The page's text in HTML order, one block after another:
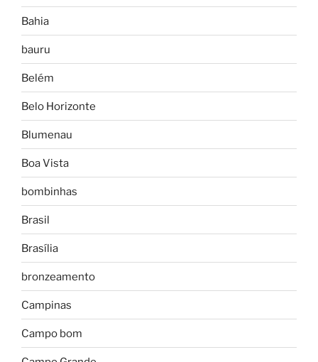
Bahia
bauru
Belém
Belo Horizonte
Blumenau
Boa Vista
bombinhas
Brasil
Brasília
bronzeamento
Campinas
Campo bom